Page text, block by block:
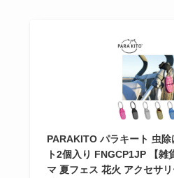
PARAKITO パラキート 虫
ト2個入り FNGCP1JP 【雑
マ 夏フェス 花火 アクセサ